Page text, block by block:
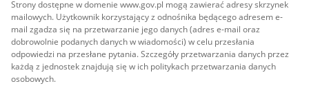
Strony dostępne w domenie www.gov.pl mogą zawierać adresy skrzynek
mailowych. Użytkownik korzystający z odnośnika będącego adresem e-
mail zgadza się na przetwarzanie jego danych (adres e-mail oraz
dobrowolnie podanych danych w wiadomości) w celu przesłania
odpowiedzi na przesłane pytania. Szczegóły przetwarzania danych przez
każdą z jednostek znajdują się w ich politykach przetwarzania danych
osobowych.